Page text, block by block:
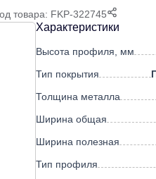
товара: FKP-322745
Характеристики
Высота профиля, мм
Тип покрытия
Толщина металла
Ширина общая
Ширина полезная
Тип профиля